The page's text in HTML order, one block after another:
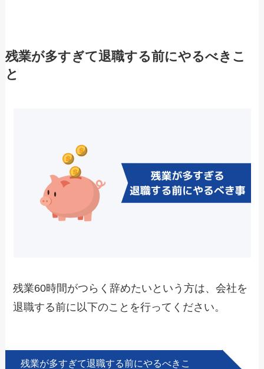
残業が多すぎて退職する前にやるべきこ
と
残業60時間がつらく辞めたいという方は、会社を
退職する前に以下のことを行ってください。
残業が多すぎて退職する前にやるべきこ